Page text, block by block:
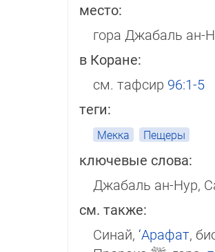
место:
гора Джабаль ан-
в Коране:
см. тафсир 96:1-5
теги:
Мекка Пещеры
ключевые слова:
Джабаль ан-Нур,
см. также:
Синай, ‘Арафат,